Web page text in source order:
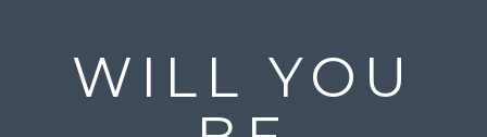
WILL YOU